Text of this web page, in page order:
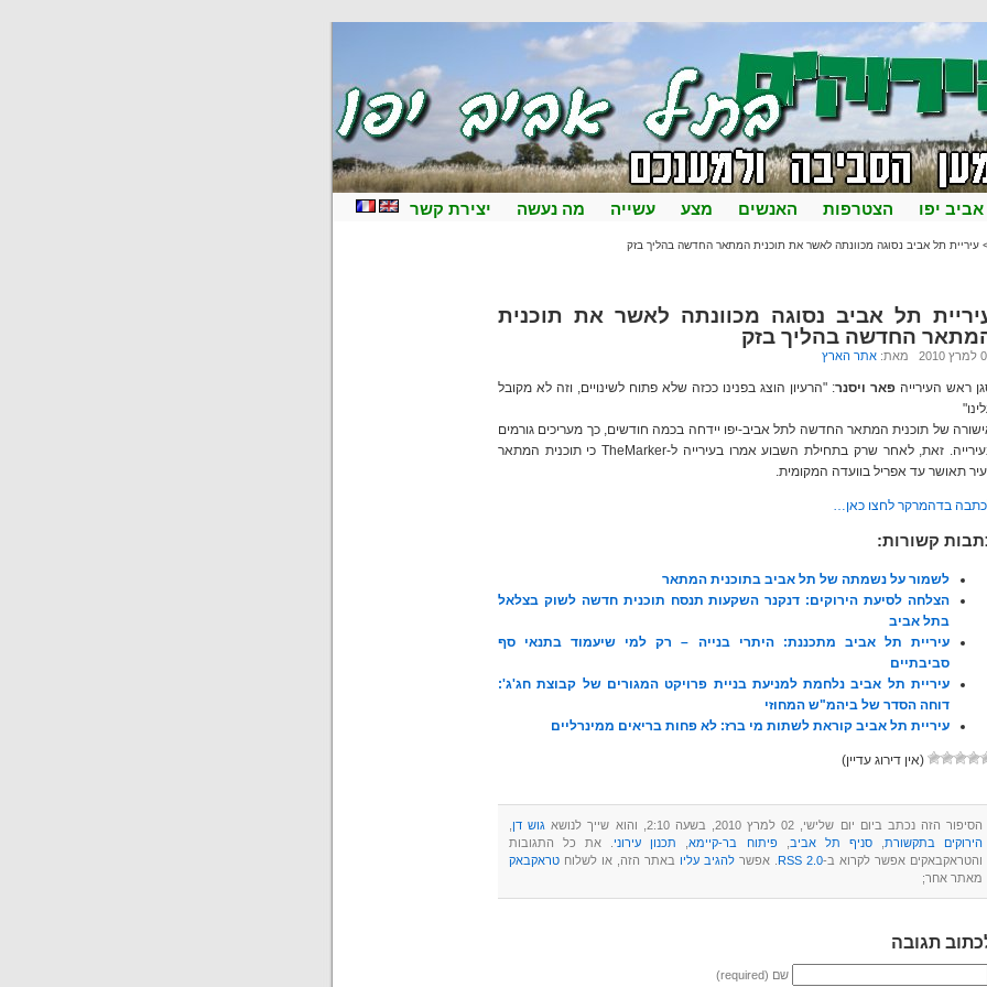
יפו הצטרפות האנשים מצע עשייה מה נעשה יצירת קשר
עיריית תל אביב נסוגה מכוונתה לאשר את תוכנית המתאר החדשה בהליך בזק
תל אביב נסוגה מכוונתה לאשר את תוכנית
החדשה בהליך בזק
מאת: אתר הארץ
ראש העירייה פאר ויסנר: "הרעיון הוצג בפנינו ככזה שלא פתוח לשינויים, וזה לא מקובל
של תוכנית המתאר החדשה לתל אביב-יפו יידחה בכמה חודשים, כך מעריכים גורמים
בעירייה. זאת, לאחר שרק בתחילת השבוע אמרו בעירייה ל-TheMarker כי תוכנית המתאר
תאושר עד אפריל בוועדה המקומית.
בדהמרקר לחצו כאן…
קשורות:
לשמור על נשמתה של תל אביב בתוכנית המתאר
הצלחה לסיעת הירוקים: דנקנר השקעות תנסח תוכנית חדשה לשוק בצלאל
בתל אביב
עיריית תל אביב מתכננת: היתרי בנייה – רק למי שיעמוד בתנאי סף
סביבתיים
עיריית תל אביב נלחמת למניעת בניית פרויקט המגורים של קבוצת חג'ג':
דוחה הסדר של ביהמ"ש המחוזי
עיריית תל אביב קוראת לשתות מי ברז: לא פחות בריאים ממינרליים
(אין דירוג עדיין)
הסיפור הזה נכתב ביום יום שלישי, 02 למרץ 2010, בשעה 2:10, והוא שייך לנושא גוש דן
הירוקים בתקשורת ,סניף תל אביב ,פיתוח בר-קיימא, תכנון עירוני . את כל התגובות
והטראקבאקים אפשר לקרוא ב-RSS 2.0 ‏. אפשר להגיב עליו באתר הזה, או לשלוח טראקבאק
מאתר אחר;
תגובה
שם (required)